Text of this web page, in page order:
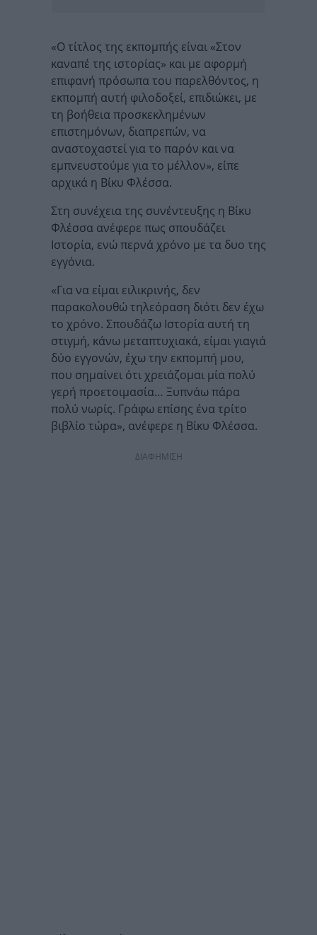
«Ο τίτλος της εκπομπής είναι «Στον
καναπέ της ιστορίας» και με αφορμή
επιφανή πρόσωπα του παρελθόντος, η
εκπομπή αυτή φιλοδοξεί, επιδιώκει, με
τη βοήθεια προσκεκλημένων
επιστημόνων, διαπρεπών, να
αναστοχαστεί για το παρόν και να
εμπνευστούμε για το μέλλον», είπε
αρχικά η Βίκυ Φλέσσα.
Στη συνέχεια της συνέντευξης η Βίκυ
Φλέσσα ανέφερε πως σπουδάζει
Ιστορία, ενώ περνά χρόνο με τα δυο της
εγγόνια.
«Για να είμαι ειλικρινής, δεν
παρακολουθώ τηλεόραση διότι δεν έχω
το χρόνο. Σπουδάζω Ιστορία αυτή τη
στιγμή, κάνω μεταπτυχιακά, είμαι γιαγιά
δύο εγγονών, έχω την εκπομπή μου,
που σημαίνει ότι χρειάζομαι μία πολύ
γερή προετοιμασία… Ξυπνάω πάρα
πολύ νωρίς. Γράφω επίσης ένα τρίτο
βιβλίο τώρα», ανέφερε η Βίκυ Φλέσσα.
ΔΙΑΦΗΜΙΣΗ